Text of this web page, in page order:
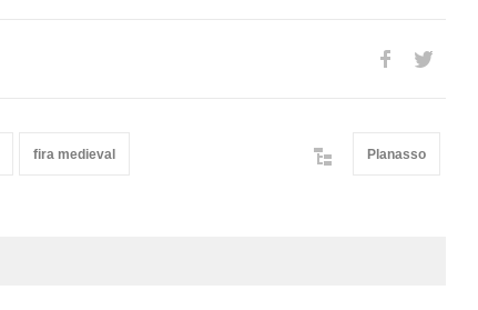
fira medieval Planasso